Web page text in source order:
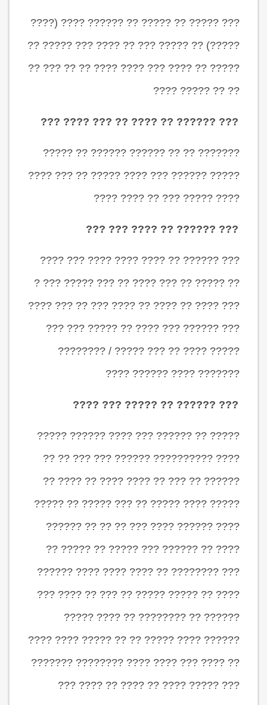
??? ????? ?? ????? ?? ?????? ???? (????
?????) ?? ????? ??? ?? ???? ??? ????? ??
????? ?? ???? ??? ???? ???? ?? ?? ??? ??
?? ?? ????? ????
??? ?????? ?? ???? ?? ??? ???? ???
??????? ?? ?? ?????? ?????? ?? ?????
????? ?????? ??? ???? ????? ?? ??? ????
???? ????? ??? ?? ???? ????
??? ?????? ?? ???? ??? ???
??? ?????? ?? ???? ???? ???? ??? ????
?? ????? ?? ??? ???? ?? ??? ????? ??? ?
??? ???? ?? ???? ?? ???? ??? ?? ??? ????
??? ?????? ??? ???? ?? ????? ??? ???
????? ???? ?? ??? ????? / ????????
??????? ???? ?????? ????
??? ?????? ?? ????? ??? ????
????? ?? ?????? ??? ???? ?????? ?????
???? ?????????? ?????? ??? ??? ?? ??
?????? ?? ??? ?? ???? ???? ?? ???? ??
????? ???? ????? ?? ??? ????? ?? ?????
???? ?????? ???? ??? ?? ?? ?? ??????
???? ?? ?????? ??? ????? ?? ????? ??
??? ???????? ?? ???? ???? ???? ??????
???? ?? ????? ????? ?? ??? ?? ???? ???
?????? ?? ???????? ?? ???? ?????
?????? ???? ????? ?? ?? ????? ???? ????
?? ???? ??? ???? ???? ???????? ???????
??? ????? ???? ?? ???? ?? ???? ???